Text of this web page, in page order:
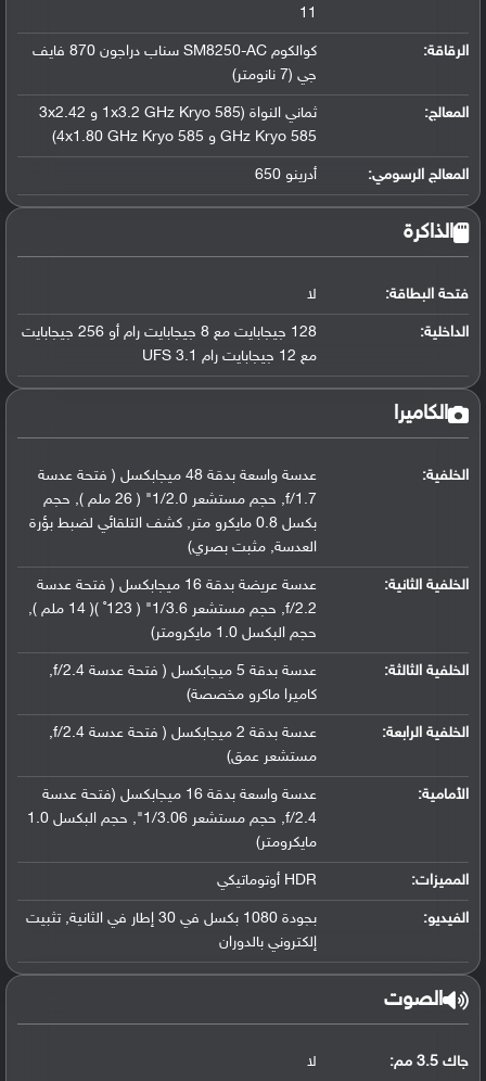
11
الرقاقة:
كوالكوم SM8250-AC سناب دراجون 870 فايف
جي (7 نانومتر)
المعالج:
ثماني النواة (1x3.2 GHz Kryo 585 و 3x2.42
GHz Kryo 585 و 4x1.80 GHz Kryo 585)
المعالج الرسومي: أدرينو 650
الذاكرة
فتحة البطاقة: لا
الداخلية:
128 جيجابايت مع 8 جيجابايت رام أو 256 جيجابايت
مع 12 جيجابايت رام UFS 3.1
الكاميرا
الخلفية:
عدسة واسعة بدقة 48 ميجابكسل ( فتحة عدسة
f/1.7, حجم مستشعر 1/2.0" ( 26 ملم ), حجم
بكسل 0.8 مايكرو متر, كشف التلقائي لضبط بؤرة
العدسة, مثبت بصري)
الخلفية الثانية:
عدسة عريضة بدقة 16 ميجابكسل ( فتحة عدسة
f/2.2, حجم مستشعر 1/3.6" ( 123˚ )( 14 ملم ),
حجم البكسل 1.0 مايكرومتر)
الخلفية الثالثة:
عدسة بدقة 5 ميجابكسل ( فتحة عدسة f/2.4,
كاميرا ماكرو مخصصة)
الخلفية الرابعة:
عدسة بدقة 2 ميجابكسل ( فتحة عدسة f/2.4,
مستشعر عمق)
الأمامية:
عدسة واسعة بدقة 16 ميجابكسل (فتحة عدسة
f/2.4, حجم مستشعر 1/3.06", حجم البكسل 1.0
مايكرومتر)
المميزات: HDR أوتوماتيكي
الفيديو:
بجودة 1080 بكسل في 30 إطار في الثانية, تثبيت
إلكتروني بالدوران
الصوت
جاك 3.5 مم: لا